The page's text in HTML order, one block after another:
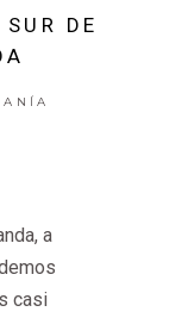
DE
a
casi